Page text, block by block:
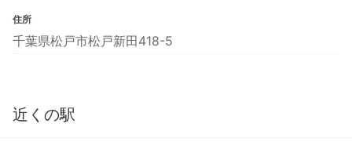
住所
千葉県松戸市松戸新田418-5
近くの駅